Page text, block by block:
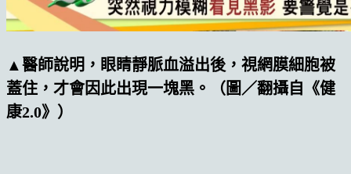
▲醫師說明，眼睛靜脈血溢出後，視網膜細胞被
蓋住，才會因此出現一塊黑。（圖／翻攝自《健
康2.0》）